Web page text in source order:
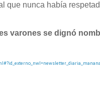
que nunca había
varones se dignó